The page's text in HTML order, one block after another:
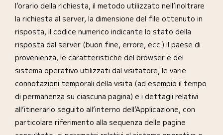
l’orario della richiesta, il metodo utilizzato nell’inoltrare
la richiesta al server, la dimensione del file ottenuto in
risposta, il codice numerico indicante lo stato della
risposta dal server (buon fine, errore, ecc.) il paese di
provenienza, le caratteristiche del browser e del
sistema operativo utilizzati dal visitatore, le varie
connotazioni temporali della visita (ad esempio il tempo
di permanenza su ciascuna pagina) e i dettagli relativi
all’itinerario seguito all’interno dell’Applicazione, con
particolare riferimento alla sequenza delle pagine